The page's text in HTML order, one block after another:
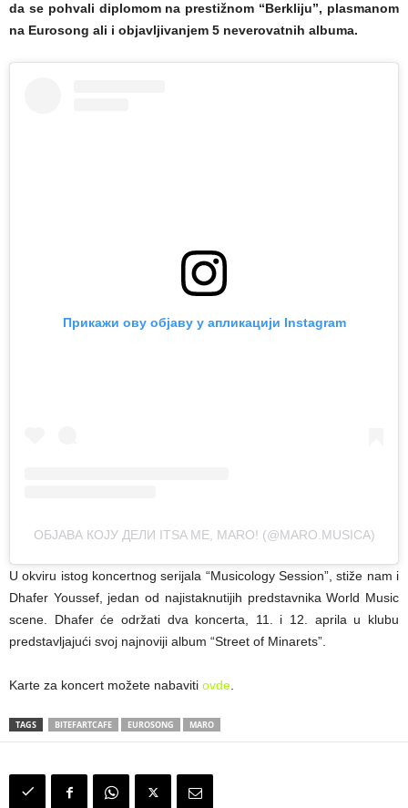
da se pohvali diplomom na prestižnom “Berkliju”, plasmanom
na Eurosong ali i objavljivanjem 5 neverovatnih albuma.
Прикажи ову објаву у апликацији Instagram
ОБЈАВА КОЈУ ДЕЛИ ITSA ME, MARO! (@MARO.MUSICA)
U okviru istog koncertnog serijala “Musicology Session”, stiže nam i
Dhafer Youssef, jedan od najistaknutijih predstavnika World Music
scene. Dhafer će održati dva koncerta, 11. i 12. aprila u klubu
predstavljajući svoj najnoviji album “Street of Minarets”.
Karte za koncert možete nabaviti ovde
TAGS BITEFARTCAFE EUROSONG MARO